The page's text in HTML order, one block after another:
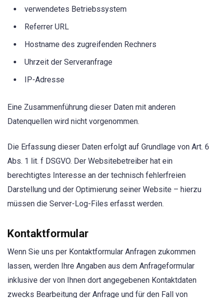
verwendetes Betriebssystem
Referrer URL
Hostname des zugreifenden Rechners
Uhrzeit der Serveranfrage
IP-Adresse
Eine Zusammenführung dieser Daten mit anderen
Datenquellen wird nicht vorgenommen.
Die Erfassung dieser Daten erfolgt auf Grundlage von Art. 6
Abs. 1 lit. f DSGVO. Der Websitebetreiber hat ein
berechtigtes Interesse an der technisch fehlerfreien
Darstellung und der Optimierung seiner Website – hierzu
müssen die Server-Log-Files erfasst werden.
Kontaktformular
Wenn Sie uns per Kontaktformular Anfragen zukommen
lassen, werden Ihre Angaben aus dem Anfrageformular
inklusive der von Ihnen dort angegebenen Kontaktdaten
zwecks Bearbeitung der Anfrage und für den Fall von